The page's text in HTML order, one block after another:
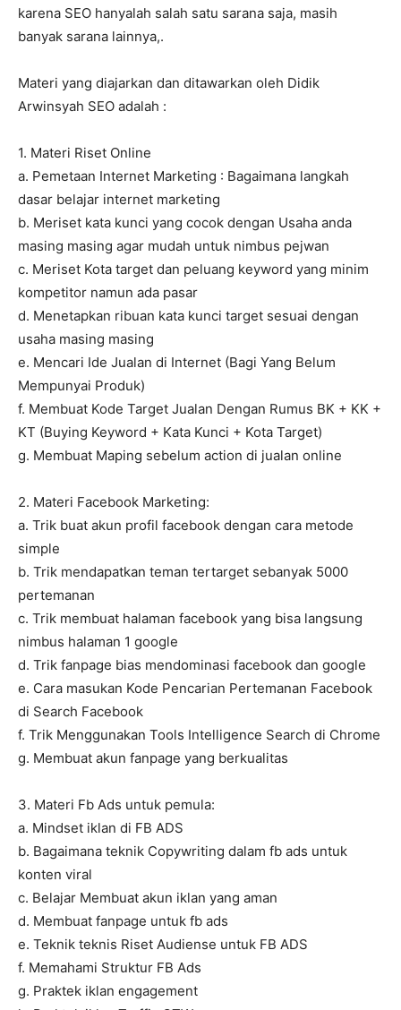
karena SEO hanyalah salah satu sarana saja, masih
banyak sarana lainnya,.
Materi yang diajarkan dan ditawarkan oleh Didik
Arwinsyah SEO adalah :
1. Materi Riset Online
a. Pemetaan Internet Marketing : Bagaimana langkah
dasar belajar internet marketing
b. Meriset kata kunci yang cocok dengan Usaha anda
masing masing agar mudah untuk nimbus pejwan
c. Meriset Kota target dan peluang keyword yang minim
kompetitor namun ada pasar
d. Menetapkan ribuan kata kunci target sesuai dengan
usaha masing masing
e. Mencari Ide Jualan di Internet (Bagi Yang Belum
Mempunyai Produk)
f. Membuat Kode Target Jualan Dengan Rumus BK + KK +
KT (Buying Keyword + Kata Kunci + Kota Target)
g. Membuat Maping sebelum action di jualan online
2. Materi Facebook Marketing:
a. Trik buat akun profil facebook dengan cara metode
simple
b. Trik mendapatkan teman tertarget sebanyak 5000
pertemanan
c. Trik membuat halaman facebook yang bisa langsung
nimbus halaman 1 google
d. Trik fanpage bias mendominasi facebook dan google
e. Cara masukan Kode Pencarian Pertemanan Facebook
di Search Facebook
f. Trik Menggunakan Tools Intelligence Search di Chrome
g. Membuat akun fanpage yang berkualitas
3. Materi Fb Ads untuk pemula:
a. Mindset iklan di FB ADS
b. Bagaimana teknik Copywriting dalam fb ads untuk
konten viral
c. Belajar Membuat akun iklan yang aman
d. Membuat fanpage untuk fb ads
e. Teknik teknis Riset Audiense untuk FB ADS
f. Memahami Struktur FB Ads
g. Praktek iklan engagement